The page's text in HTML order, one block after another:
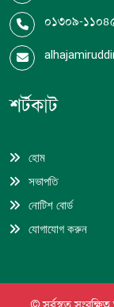
০১৩০৯-
শর্টকাট
হোম
সভাপতি
নোটিশ বোর্ড
যোগাযোগ করুন